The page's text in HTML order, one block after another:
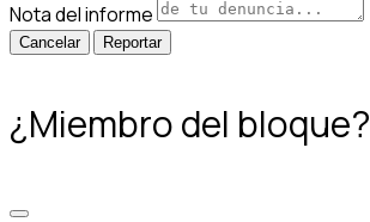
Nota del informe
Reportar
¿Miembro del bloque?